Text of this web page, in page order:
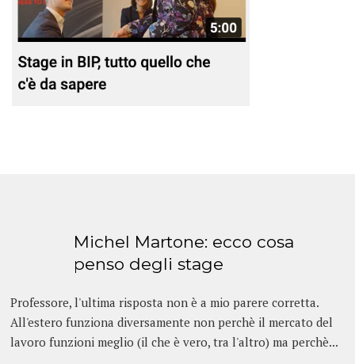
Michel Martone: ecco cosa
penso degli stage
Professore, l'ultima risposta non è a mio parere corretta.
All'estero funziona diversamente non perchè il mercato del
lavoro funzioni meglio (il che è vero, tra l'altro) ma perchè...